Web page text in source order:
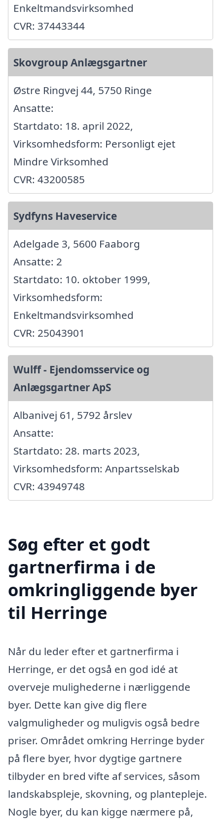
Enkeltmandsvirksomhed
CVR: 37443344
Skovgroup Anlægsgartner
Østre Ringvej 44, 5750 Ringe
Ansatte:
Startdato: 18. april 2022,
Virksomhedsform: Personligt ejet
Mindre Virksomhed
CVR: 43200585
Sydfyns Haveservice
Adelgade 3, 5600 Faaborg
Ansatte: 2
Startdato: 10. oktober 1999,
Virksomhedsform:
Enkeltmandsvirksomhed
CVR: 25043901
Wulff - Ejendomsservice og
Anlægsgartner ApS
Albanivej 61, 5792 årslev
Ansatte:
Startdato: 28. marts 2023,
Virksomhedsform: Anpartsselskab
CVR: 43949748
Søg efter et godt
gartnerfirma i de
omkringliggende byer
til Herringe
Når du leder efter et gartnerfirma i
Herringe, er det også en god idé at
overveje mulighederne i nærliggende
byer. Dette kan give dig flere
valgmuligheder og muligvis også bedre
priser. Området omkring Herringe byder
på flere byer, hvor dygtige gartnere
tilbyder en bred vifte af services, såsom
landskabspleje, skovning, og plantepleje.
Nogle byer, du kan kigge nærmere på,